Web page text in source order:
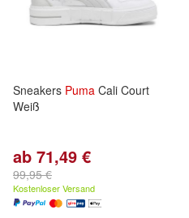
Sneakers Puma Cali Court
Weiß
ab 71,49 €
99,95 €
Kostenloser Versand